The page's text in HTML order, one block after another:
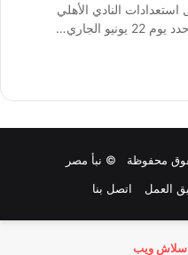
النادي الأهلي
الجاري…
العمل اتصل بنا
سلاش ويب